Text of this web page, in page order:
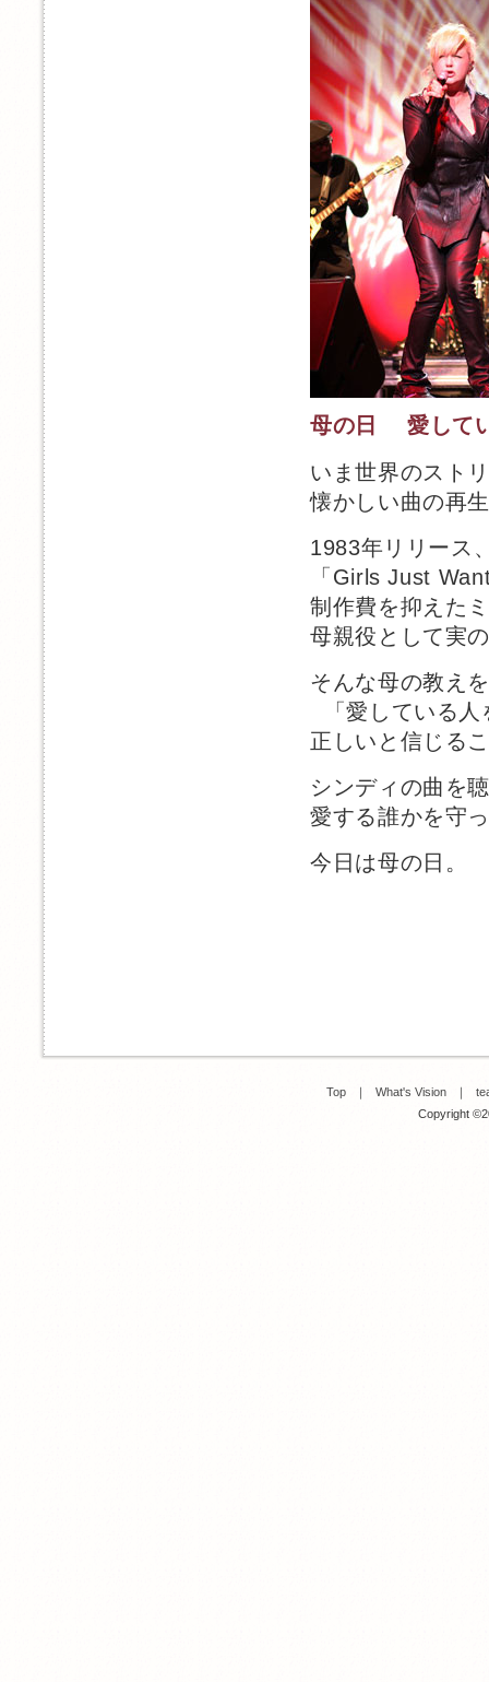
母の日 愛して
いま世界のスト
懐かしい曲の再
1983年リリース
「Girls Just
制作費を抑えた
母親役として実
そんな母の教え
「愛している人
正しいと信じる
シンディの曲を
愛する誰かを守
今日は母の日。
Top ｜ What's Vision ｜
Copyright